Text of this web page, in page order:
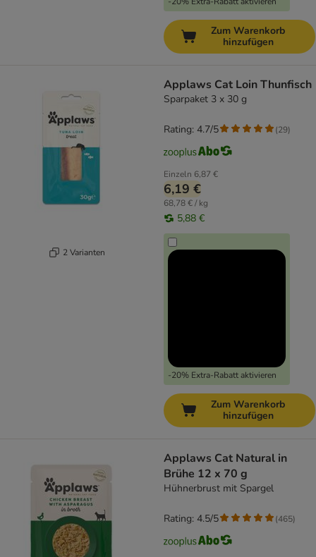
Zum Warenkorb
hinzufügen
2 Varianten
Applaws Cat Loin Thunfisch
Sparpaket 3 x 30 g
Einzeln 6,87 €
6,19 €
68,78 € / kg
5,88 €
-20% Extra-Rabatt aktivieren
Rating: 4.7/5 (29)
Zum Warenkorb
hinzufügen
Applaws Cat Natural in
Brühe 12 x 70 g
Hühnerbrust mit Spargel
Rating: 4.5/5 (465)